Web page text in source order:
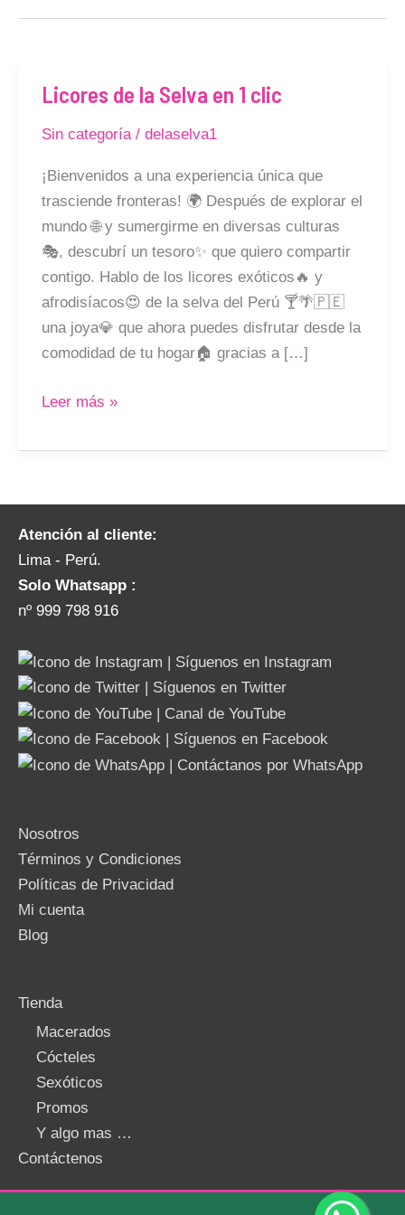
Licores de la Selva en 1 clic
Sin categoría/ delaselva1
¡Bienvenidos a una experiencia única que
trasciende fronteras! 🌍 Después de explorar el
mundo 🌐 y sumergirme en diversas culturas
🎭, descubrí un tesoro✨ que quiero compartir
contigo. Hablo de los licores exóticos🔥 y
afrodisíacos😍 de la selva del Perú 🍸🌴🇵🇪
una joya💎 que ahora puedes disfrutar desde la
comodidad de tu hogar🏠 gracias a […]
Licores
la
Selva
en
clic
Leer más »
Atención al cliente:
Lima - Perú.
Solo Whatsapp :
nº 999 798 916
Nosotros
Términos y Condiciones
Políticas de Privacidad
Mi cuenta
Blog
Tienda
Macerados
Cócteles
Sexóticos
Promos
Y algo mas …
Contáctenos